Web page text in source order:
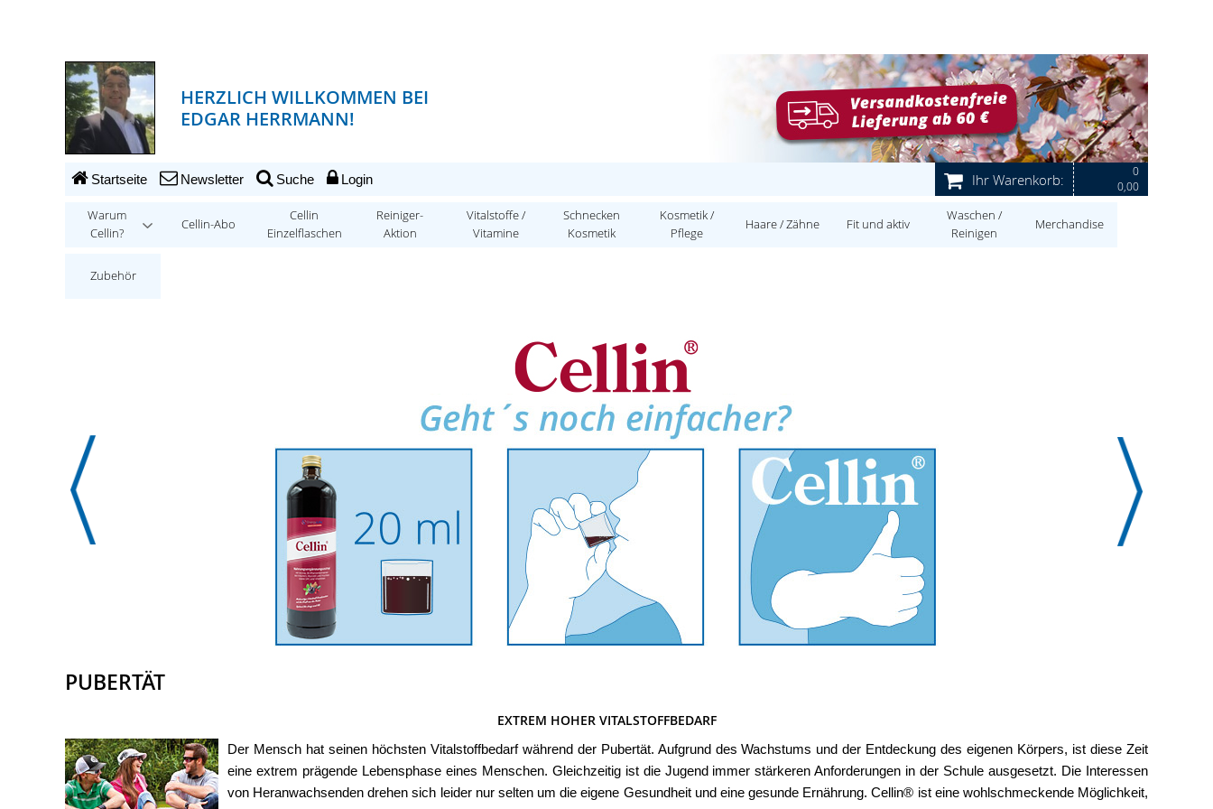
HERZLICH WILLKOMMEN BEI
EDGAR HERRMANN!
Ihr Warenkorb:
0
0,00
Startseite Newsletter Suche Login
Warum
Cellin?
Cellin-Abo
Cellin
Einzelflaschen
Reiniger-
Aktion
Vitalstoffe /
Vitamine
Schnecken
Kosmetik
Kosmetik /
Pflege
Haare / Zähne Fit und aktiv
Waschen /
Reinigen
Merchandise
Zubehör
PUBERTÄT
EXTREM HOHER VITALSTOFFBEDARF
Der Mensch hat seinen höchsten Vitalstoffbedarf während der Pubertät. Aufgrund des Wachstums und der Entdeckung des eigenen Körpers, ist diese Zeit
eine extrem prägende Lebensphase eines Menschen. Gleichzeitig ist die Jugend immer stärkeren Anforderungen in der Schule ausgesetzt. Die Interessen
von Heranwachsenden drehen sich leider nur selten um die eigene Gesundheit und eine gesunde Ernährung. Cellin® ist eine wohlschmeckende Möglichkeit,